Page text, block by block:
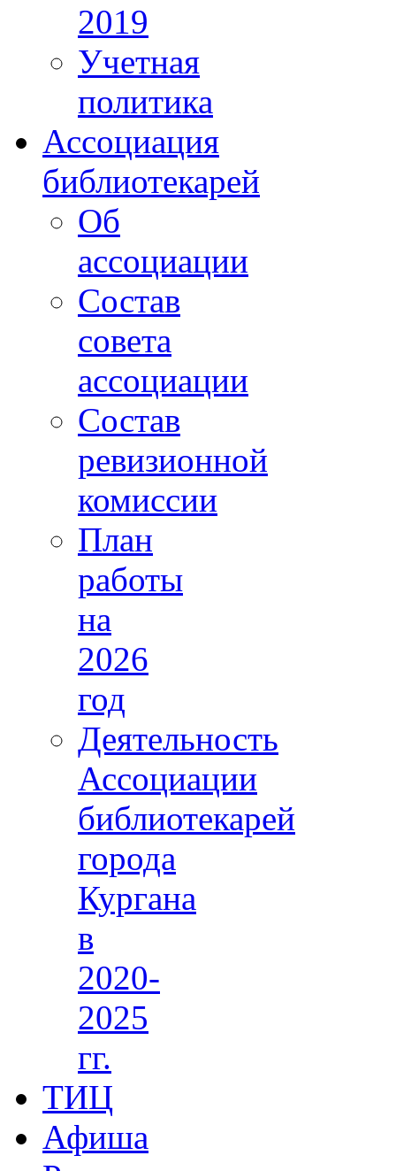
2019
Учетная
политика
Ассоциация
библиотекарей
Об
ассоциации
Состав
совета
ассоциации
Состав
ревизионной
комиссии
План
работы
на
2026
год
Деятельность
Ассоциации
библиотекарей
города
Кургана
в
2020-
2025
гг.
ТИЦ
Афиша